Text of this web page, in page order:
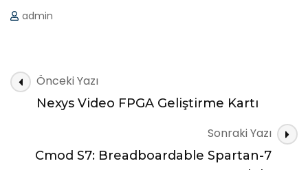
admin
Yazı
dolaşımı
Önceki Yazı
Nexys Video FPGA Geliştirme Kartı
Sonraki Yazı
Cmod S7: Breadboardable Spartan-7